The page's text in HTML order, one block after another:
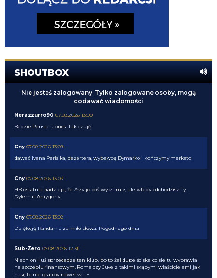
SHOUTBOX
Nie jesteś zalogowany. Tylko zalogowane osoby, mogą
dodawać wiadomości
Nerazzurro90 07.08.2026 13:09
Bedzie Perisic i Jones. Tak czuję
Cny 07.08.2026 13:09
dawać Ivana Perisika, dezertera, wybawcę Dymarko i kończymy merkato
Cny 07.08.2026 13:03
HB ostatnia nadzieja, że Ałzyljo coś wyczaruje, ale wtedy odchodzisz Ty.
Dylemat Antygony
Cny 07.08.2026 13:02
Dziękuję Randama za miłe słowa. Pogodnego dnia
Sub-Zero 07.08.2026 12:31
Niech oni już sprzedadzą ten klub, bo to żal dupe ściska co sie tu wyprawia
na szczeblu finansowym. Roma czy Juve z takimi skąpymi właścicielami jak
nasi, to nie graliby nawet w LE